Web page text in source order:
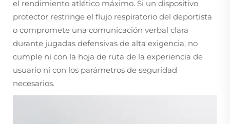
el rendimiento atlético máximo. Si un dispositivo
protector restringe el flujo respiratorio del deportista
o compromete una comunicación verbal clara
durante jugadas defensivas de alta exigencia, no
cumple ni con la hoja de ruta de la experiencia de
usuario ni con los parámetros de seguridad
necesarios.